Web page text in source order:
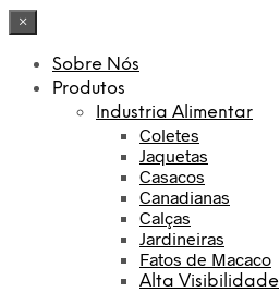
×
Sobre Nós
Produtos
Industria Alimentar
Coletes
Jaquetas
Casacos
Canadianas
Calças
Jardineiras
Fatos de Macaco
Alta Visibilidade